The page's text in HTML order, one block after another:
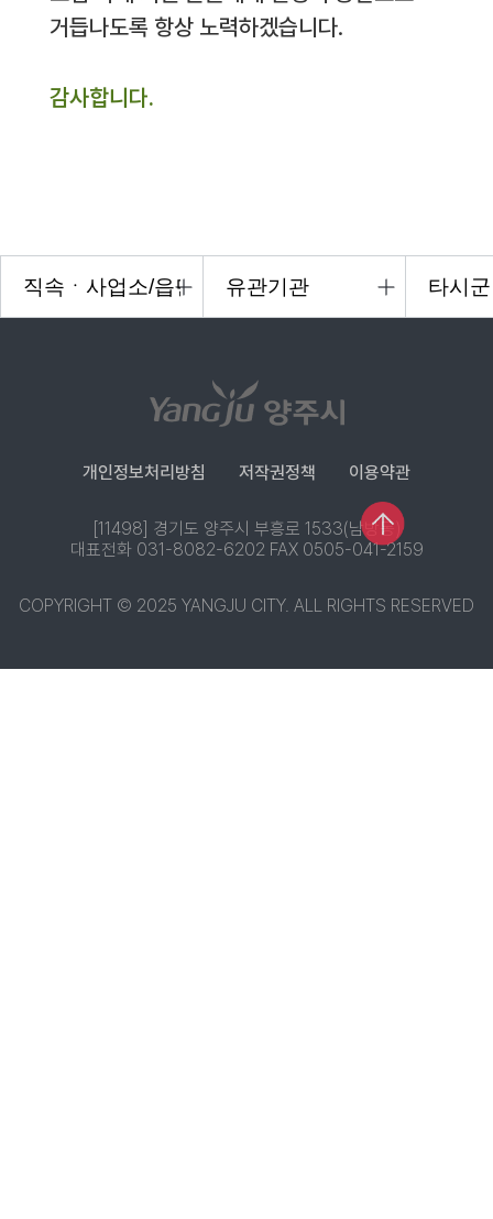
거듭나도록 항상 노력하겠습니다.
감사합니다.
개인정보처리방침 저작권정책 이용약관
[11498] 경기도 양주시 부흥로 1533(남방동)
대표전화 031-8082-6202 FAX 0505-041-2159
COPYRIGHT © 2025 YANGJU CITY. ALL RIGHTS RESERVED